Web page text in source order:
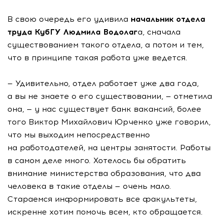
В свою очередь его удивила начальник отдела
труда КубГУ Людмила Водолага, сначала
существованием такого отдела, а потом и тем,
что в принципе такая работа уже ведется.
— Удивительно, отдел работает уже два года,
а вы не знаете о его существовании, — отметила
она, — у нас существует банк вакансий, более
того Виктор Михайлович Юрченко уже говорил,
что мы выходим непосредственно
на работодателей, на центры занятости. Работы
в самом деле много. Хотелось бы обратить
внимание министерства образования, что два
человека в такие отделы — очень мало.
Стараемся информировать все факультеты,
искренне хотим помочь всем, кто обращается.